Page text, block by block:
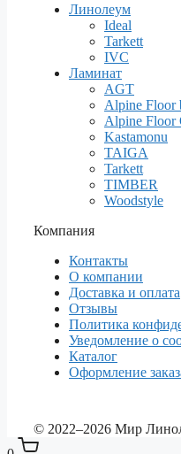
Линолеум
Ideal
Tarkett
IVC
Ламинат
AGT
Alpine Floor
Alpine Floor
Kastamonu
TAIGA
Tarkett
TIMBER
Woodstyle
Компания
Контакты
О компании
Доставка и оплата
Отзывы
Политика
Уведомление о
Каталог
Оформление
© 2022–2026 Мир